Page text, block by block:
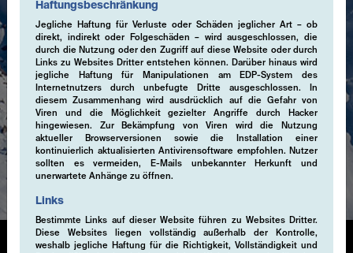
Haftungsbeschränkung
Jegliche Haftung für Verluste oder Schäden jeglicher Art – ob
direkt, indirekt oder Folgeschäden – wird ausgeschlossen, die
durch die Nutzung oder den Zugriff auf diese Website oder durch
Links zu Websites Dritter entstehen können. Darüber hinaus wird
jegliche Haftung für Manipulationen am EDP-System des
Internetnutzers durch unbefugte Dritte ausgeschlossen. In
diesem Zusammenhang wird ausdrücklich auf die Gefahr von
Viren und die Möglichkeit gezielter Angriffe durch Hacker
hingewiesen. Zur Bekämpfung von Viren wird die Nutzung
aktueller Browserversionen sowie die Installation einer
kontinuierlich aktualisierten Antivirensoftware empfohlen. Nutzer
sollten es vermeiden, E-Mails unbekannter Herkunft und
unerwartete Anhänge zu öffnen.
Links
Bestimmte Links auf dieser Website führen zu Websites Dritter.
Diese Websites liegen vollständig außerhalb der Kontrolle,
weshalb jegliche Haftung für die Richtigkeit, Vollständigkeit und
Expertise